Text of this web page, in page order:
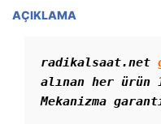
AÇIKLAMA
radikalsaat.net
alınan her ürün
Mekanizma